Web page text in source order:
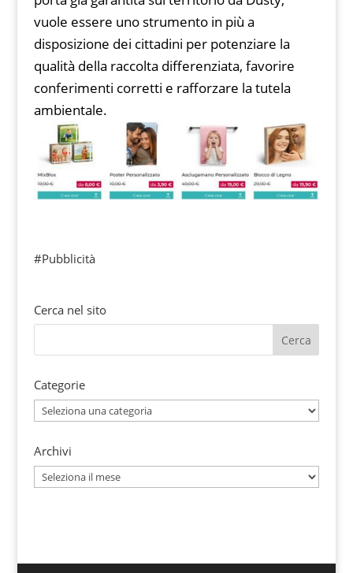
vuole essere uno strumento in più a
disposizione dei cittadini per potenziare la
qualità della raccolta differenziata, favorire
conferimenti corretti e rafforzare la tutela
ambientale.
#Pubblicità
Cerca nel sito
Categorie
Categorie
Archivi
Archivi